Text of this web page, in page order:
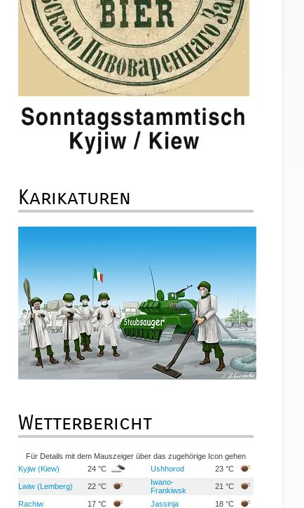
Karikaturen
Wetterbericht
Für Details mit dem Mauszeiger über das zugehörige Icon gehen
Kyjiw (Kiew)
24 °C Ushhorod 23 °C
Lwiw (Lemberg) 22 °C
Iwano-
Frankiwsk
21 °C
Rachiw 17 °C Jassinja 18 °C